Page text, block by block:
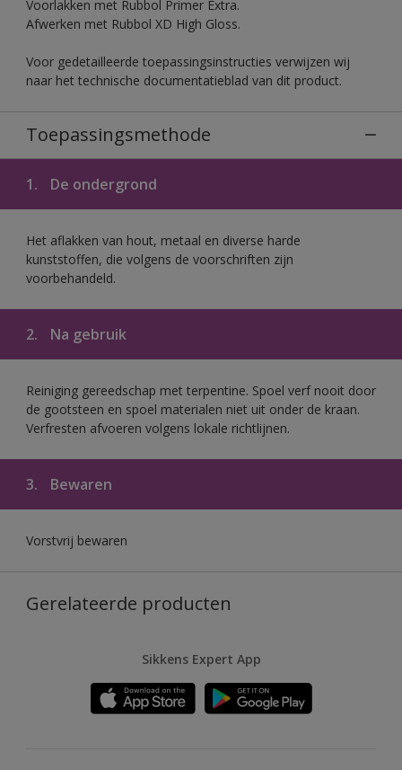
Voorlakken met Rubbol Primer Extra.
Afwerken met Rubbol XD High Gloss.
Voor gedetailleerde toepassingsinstructies verwijzen wij
naar het technische documentatieblad van dit product.
Toepassingsmethode
1. De ondergrond
Het aflakken van hout, metaal en diverse harde
kunststoffen, die volgens de voorschriften zijn
voorbehandeld.
2. Na gebruik
Reiniging gereedschap met terpentine. Spoel verf nooit door
de gootsteen en spoel materialen niet uit onder de kraan.
Verfresten afvoeren volgens lokale richtlijnen.
3. Bewaren
Vorstvrij bewaren
Gerelateerde producten
Sikkens Expert App